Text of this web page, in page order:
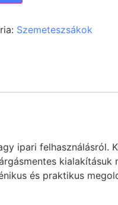
Szemeteszsákok
ipari felhasználásról.
kialakításuk
és praktikus